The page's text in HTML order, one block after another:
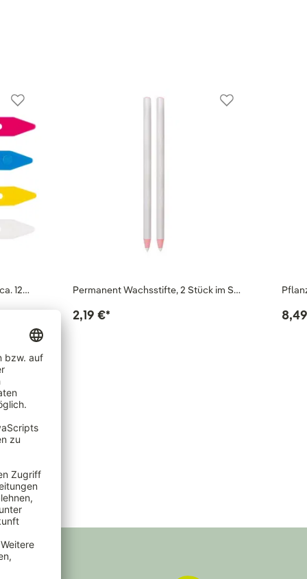
12… Permanent Wachsstifte, 2 Stück im S…
2,19 €*